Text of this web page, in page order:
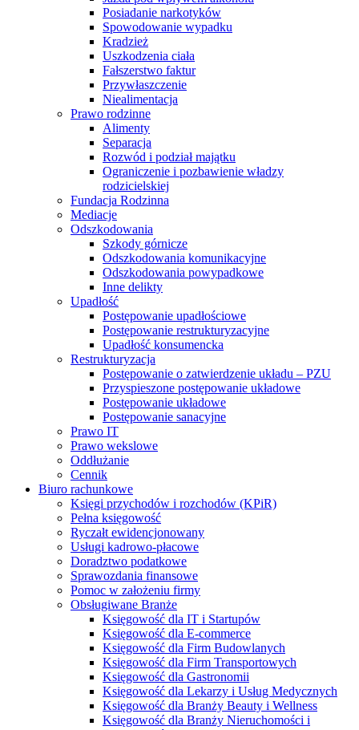
Posiadanie narkotyków
Spowodowanie wypadku
Kradzież
Uszkodzenia ciała
Fałszerstwo faktur
Przywłaszczenie
Niealimentacja
Prawo rodzinne
Alimenty
Separacja
Rozwód i podział majątku
Ograniczenie i pozbawienie władzy
rodzicielskiej
Fundacja Rodzinna
Mediacje
Odszkodowania
Szkody górnicze
Odszkodowania komunikacyjne
Odszkodowania powypadkowe
Inne delikty
Upadłość
Postępowanie upadłościowe
Postępowanie restrukturyzacyjne
Upadłość konsumencka
Restrukturyzacja
Postępowanie o zatwierdzenie układu – PZU
Przyspieszone postępowanie układowe
Postępowanie układowe
Postępowanie sanacyjne
Prawo IT
Prawo wekslowe
Oddłużanie
Cennik
Biuro rachunkowe
Księgi przychodów i rozchodów (KPiR)
Pełna księgowość
Ryczałt ewidencjonowany
Usługi kadrowo-płacowe
Doradztwo podatkowe
Sprawozdania finansowe
Pomoc w założeniu firmy
Obsługiwane Branże
Księgowość dla IT i Startupów
Księgowość dla E-commerce
Księgowość dla Firm Budowlanych
Księgowość dla Firm Transportowych
Księgowość dla Gastronomii
Księgowość dla Lekarzy i Usług Medycznych
Księgowość dla Branży Beauty i Wellness
Księgowość dla Branży Nieruchomości i